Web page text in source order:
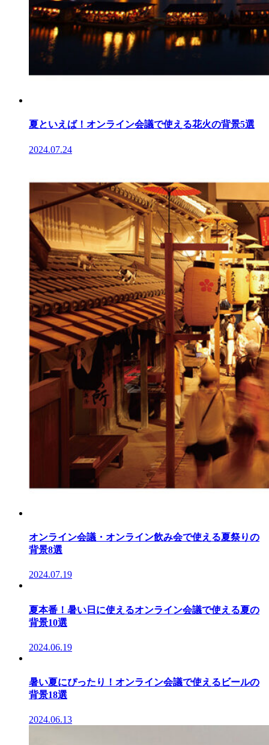
夏といえば！オンライン会議で使える花火の背景5選
2024.07.24
オンライン会議・オンライン飲み会で使える夏祭りの
背景8選
2024.07.19
夏本番！暑い日に使えるオンライン会議で使える夏の
背景10選
2024.06.19
暑い夏にぴったり！オンライン会議で使えるビールの
背景18選
2024.06.13